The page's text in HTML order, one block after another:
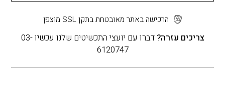
הרכישה באתר מאובטחת בתקן SSL מוצפן
צריכים עזרה?
דברו עם יועצי התכשיטים שלנו עכשיו 03-
6120747